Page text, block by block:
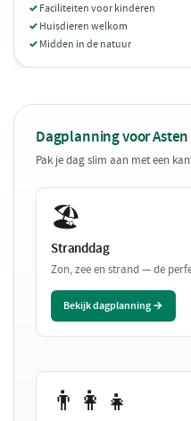
Faciliteiten voor kinderen
Huisdieren welkom
Midden in de natuur
Dagplanning voor Asten
Pak je dag slim aan met een
🏖️
Stranddag
Zon, zee en strand — de
Bekijk dagplanning →
👨‍👩‍👧